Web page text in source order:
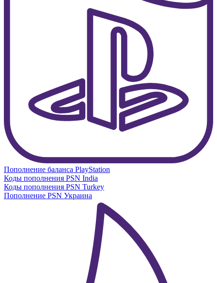
Пополнение баланса PlayStation
Коды пополнения PSN India
Коды пополнения PSN Turkey
Пополнение PSN Украина